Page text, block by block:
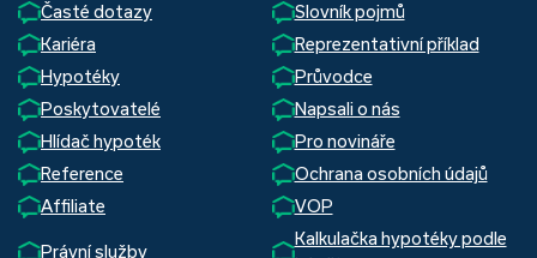
Časté dotazy
Slovník pojmů
Kariéra
Reprezentativní příklad
Hypotéky
Průvodce
Poskytovatelé
Napsali o nás
Hlídač hypoték
Pro novináře
Reference
Ochrana osobních údajů
Affiliate
VOP
Právní služby
Kalkulačka hypotéky podle